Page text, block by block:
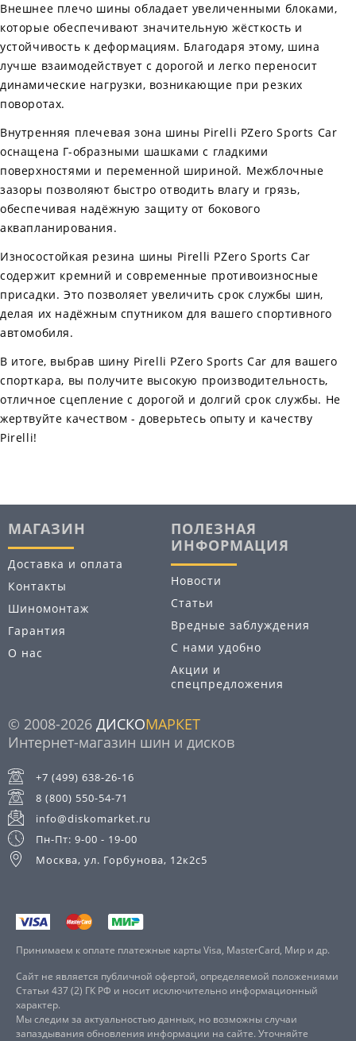
Внешнее плечо шины обладает увеличенными блоками,
которые обеспечивают значительную жёсткость и
устойчивость к деформациям. Благодаря этому, шина
лучше взаимодействует с дорогой и легко переносит
динамические нагрузки, возникающие при резких
поворотах.
Внутренняя плечевая зона шины Pirelli PZero Sports Car
оснащена Г-образными шашками с гладкими
поверхностями и переменной шириной. Межблочные
зазоры позволяют быстро отводить влагу и грязь,
обеспечивая надёжную защиту от бокового
аквапланирования.
Износостойкая резина шины Pirelli PZero Sports Car
содержит кремний и современные противоизносные
присадки. Это позволяет увеличить срок службы шин,
делая их надёжным спутником для вашего спортивного
автомобиля.
В итоге, выбрав шину Pirelli PZero Sports Car для вашего
спорткара, вы получите высокую производительность,
отличное сцепление с дорогой и долгий срок службы. Не
жертвуйте качеством - доверьтесь опыту и качеству
Pirelli!
МАГАЗИН
Доставка и оплата
Контакты
Шиномонтаж
Гарантия
О нас
ПОЛЕЗНАЯ
ИНФОРМАЦИЯ
Новости
Статьи
Вредные заблуждения
С нами удобно
Акции и
спецпредложения
© 2008-2026 ДИСКОМАРКЕТ
Интернет-магазин шин и дисков
+7 (499) 638-26-16
8 (800) 550-54-71
info@diskomarket.ru
Пн-Пт: 9-00 - 19-00
Москва, ул. Горбунова, 12к2с5
Принимаем к оплате платежные карты Visa, MasterCard, Мир и др.
Сайт не является публичной офертой, определяемой положениями
Статьи 437 (2) ГК РФ и носит исключительно информационный
характер.
Мы следим за актуальностью данных, но возможны случаи
запаздывания обновления информации на сайте. Уточняйте